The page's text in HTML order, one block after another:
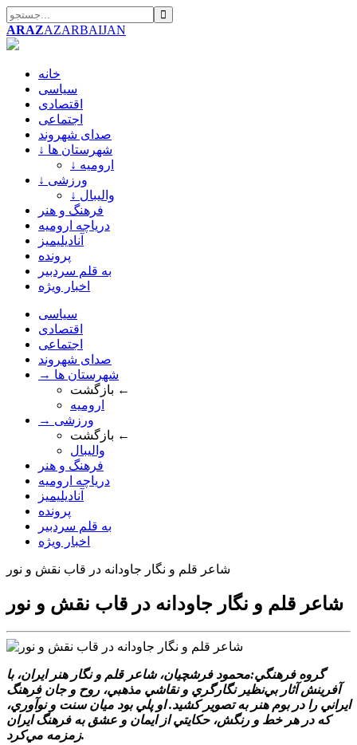
ARAZAZARBAIJAN
خانه
سیاسی
اقتصادی
اجتماعی
صدای شهروند
↓ شهرستان ها
↓ ارومیه
↓ ورزشی
↓ والیبال
فرهنگ و هنر
دریاچه ارومیه
آنادیلیمیز
پرونده
به قلم سردبیر
اخبار ویژه
سیاسی
اقتصادی
اجتماعی
صدای شهروند
→ شهرستان ها
بازگشت ←
ارومیه
→ ورزشی
بازگشت ←
والیبال
فرهنگ و هنر
دریاچه ارومیه
آنادیلیمیز
پرونده
به قلم سردبیر
اخبار ویژه
شاعر قلم و نگار جاودانه در قاب نقش و نور
شاعر قلم و نگار جاودانه در قاب نقش و نور
گروه فرهنگي:محمود فرشچيان، شاعر قلم و نگار هنر ايران، با
آفرينش آثار بي‌نظير نگارگري و نقاشي مذهبي، روح و جان فرهنگ
ايراني را در بوم هنر به تصوير کشيد. او پلي بود ميان سنت و نوآوري،
که در هر خط و رنگش، حکايتي از ايمان و عشق به فرهنگ ايران
زمزمه مي‌کرد.